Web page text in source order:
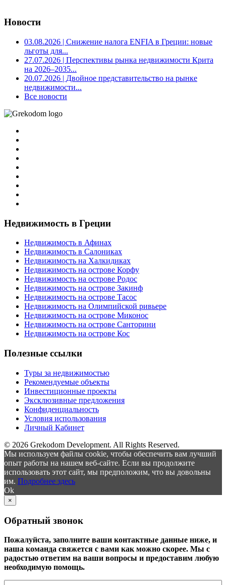
Новости
03.08.2026 | Снижение налога ENFIA в Греции: новые
льготы для...
27.07.2026 | Перспективы рынка недвижимости Крита
на 2026–2035...
20.07.2026 | Двойное представительство на рынке
недвижимости...
Все новости
Недвижимость в Греции
Недвижимость в Афинах
Недвижимость в Салониках
Недвижимость на Халкидиках
Недвижимость на острове Корфу
Недвижимость на острове Родос
Недвижимость на острове Закинф
Недвижимость на острове Тасос
Недвижимость на Олимпийской ривьере
Недвижимость на острове Миконос
Недвижимость на острове Санторини
Недвижимость на острове Кос
Полезные ссылки
Туры за недвижимостью
Рекомендуемые объекты
Инвестиционные проекты
Эксклюзивные предложения
Конфиденциальность
Условия использования
Личный Кабинет
© 2026 Grekodom Development. All Rights Reserved.
Мы используем файлы cookie, чтобы обеспечить вам лучший
опыт работы на нашем веб-сайте. Если вы продолжите
использовать этот сайт, мы предположим, что вы довольны
им. Подробнее здесь
Ok
×
Обратный звонок
Пожалуйста, заполните ваши контактные данные ниже, и
наша команда свяжется с вами как можно скорее. Мы с
радостью ответим на ваши вопросы и предоставим любую
необходимую помощь.